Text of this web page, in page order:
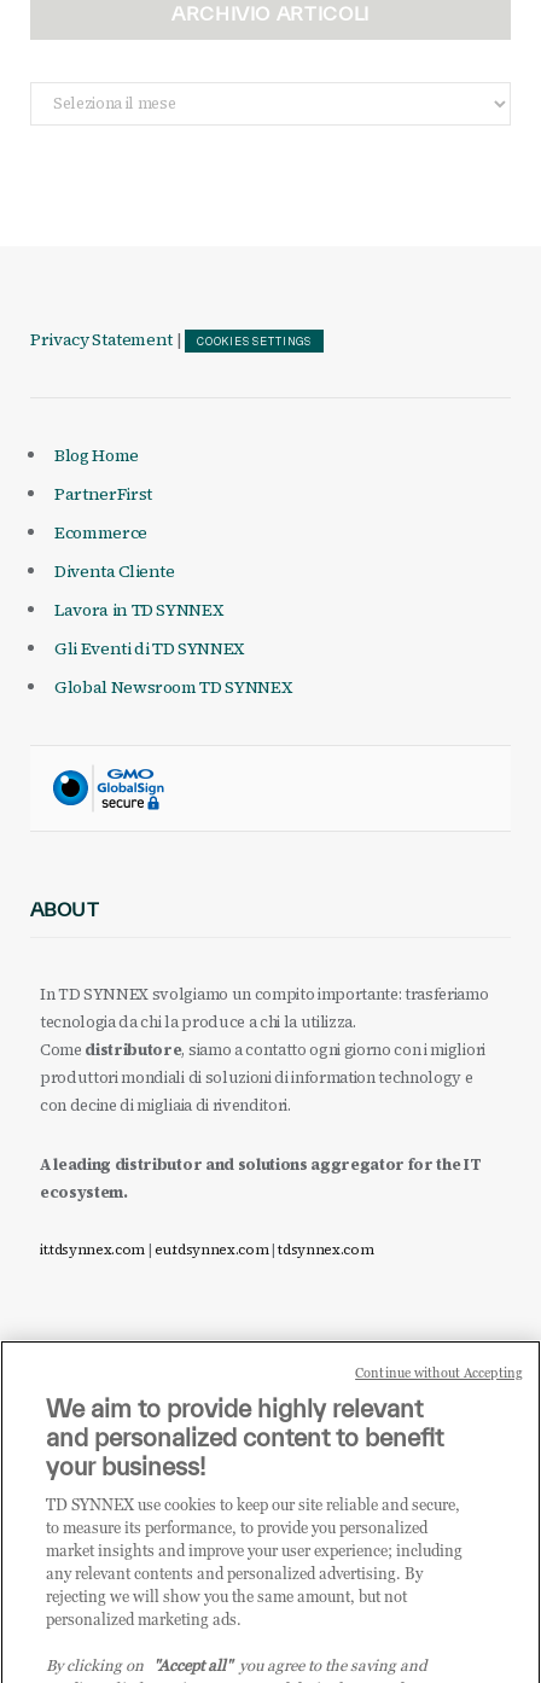
ARCHIVIO ARTICOLI
Archivio
Articoli
Privacy Statement | COOKIES SETTINGS
Blog Home
PartnerFirst
Ecommerce
Diventa Cliente
Lavora in TD SYNNEX
Gli Eventi di TD SYNNEX
Global Newsroom TD SYNNEX
ABOUT
In TD SYNNEX svolgiamo un compito importante: trasferiamo
tecnologia da chi la produce a chi la utilizza.
Come distributore, siamo a contatto ogni giorno con i migliori
produttori mondiali di soluzioni di information technology e
con decine di migliaia di rivenditori.
A leading distributor and solutions aggregator for the IT
ecosystem.
it.tdsynnex.com|eu.tdsynnex.com|tdsynnex.com
Sei un rivenditore di tecnologia e desideri acquistare
i prodotti o le soluzioni trattate sul blog?
CLICCA QUI E DIVENTA
CLIENTE TD SYNNEX
We aim to provide highly relevant
and personalized content to benefit
your business!
TD SYNNEX use cookies to keep our site reliable and secure,
to measure its performance, to provide you personalized
market insights and improve your user experience; including
any relevant contents and personalized advertising. By
rejecting we will show you the same amount, but not
personalized marketing ads.
By clicking on "Accept all"you agree to the saving and
Continue without Accepting